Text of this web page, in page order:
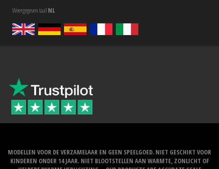
Weergegeven taal NL
MODELLEN VOOR DE VERZAMELAAR EN GEEN SPEELGOED. NIET GESCHIKT VOOR
KINDEREN ONDER 14 JAAR. NIET BLOOTSTELLEN AAN WARMTE, ZONLICHT OF